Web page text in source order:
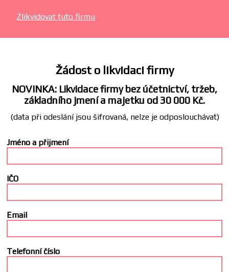
Zlikvidovat tuto firmu
Žádost o likvidaci firmy
NOVINKA: Likvidace firmy bez účetnictví, tržeb,
základního jmení a majetku od 30 000 Kč.
(data při odeslání jsou šifrovaná, nelze je odposlouchávat)
Jméno a přijmení
IČO
Email
Telefonní číslo